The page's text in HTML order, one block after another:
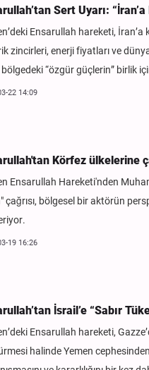
Sert Uyarı:
Ensarullah hareketi,
zincirleri, enerji fiyatları ve
bölgedeki “özgür güçlerin” birlik
22 14:09
Körfez ülkelerine
Ensarullah Hareketi'nden
çağrısı, bölgesel bir aktörün
19 16:26
İsrail’e “Sabır
Ensarullah hareketi,
halinde Yemen cephesinden